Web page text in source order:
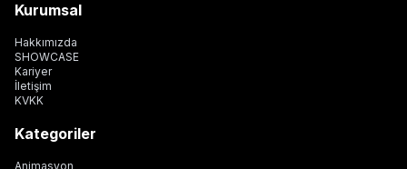
Kurumsal
Hakkımızda
SHOWCASE
Kariyer
İletişim
KVKK
Kategoriler
Animasyon